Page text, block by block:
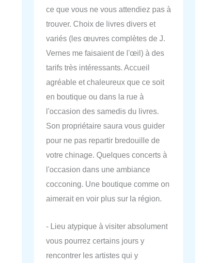
ce que vous ne vous attendiez pas à
trouver. Choix de livres divers et
variés (les œuvres complètes de J.
Vernes me faisaient de l'œil) à des
tarifs très intéressants. Accueil
agréable et chaleureux que ce soit
en boutique ou dans la rue à
l'occasion des samedis du livres.
Son propriétaire saura vous guider
pour ne pas repartir bredouille de
votre chinage. Quelques concerts à
l'occasion dans une ambiance
cocconing. Une boutique comme on
aimerait en voir plus sur la région.
- Lieu atypique à visiter absolument
vous pourrez certains jours y
rencontrer les artistes qui y